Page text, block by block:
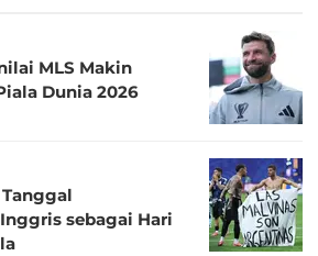
MLS Makin
Dunia 2026
sebagai Hari